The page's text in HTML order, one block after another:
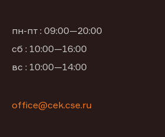
пн-пт : 09:00—20:00
сб : 10:00—16:00
вс : 10:00—14:00
office@cek.cse.ru